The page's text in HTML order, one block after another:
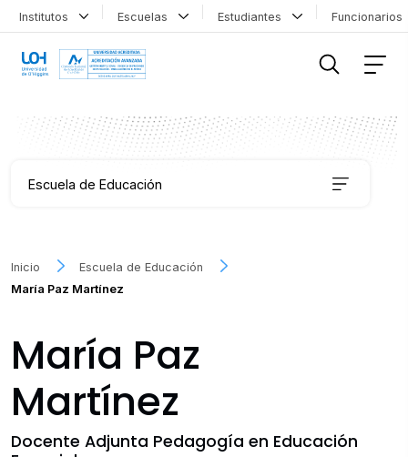
Institutos Escuelas Estudiantes
Escuela de Educación
Coordinación de Formación Transversal
Educación Continua
Escritura y Aprendizaje
Inicio
Escuela de Educación
María Paz Martínez
María Paz
Martínez
Docente Adjunta Pedagogía en Educación